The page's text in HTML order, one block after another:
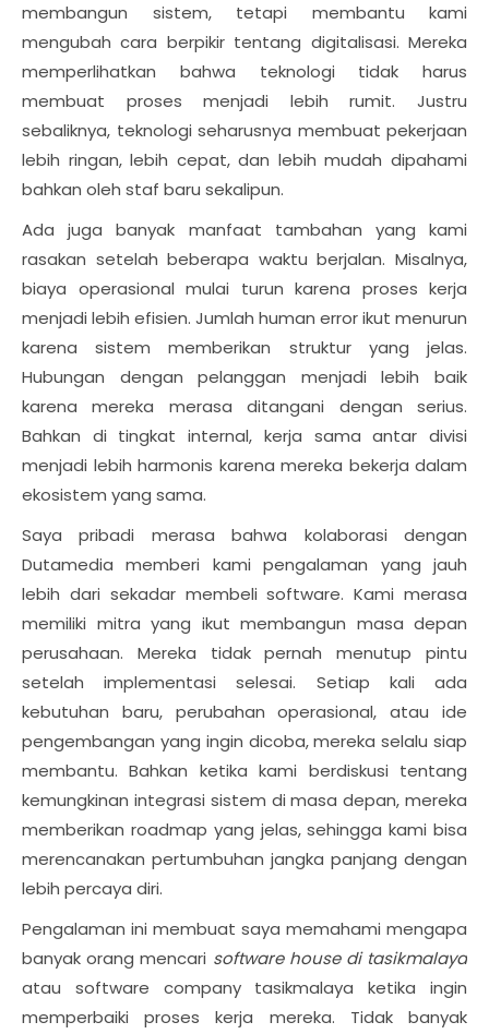
membangun sistem, tetapi membantu kami
mengubah cara berpikir tentang digitalisasi. Mereka
memperlihatkan bahwa teknologi tidak harus
membuat proses menjadi lebih rumit. Justru
sebaliknya, teknologi seharusnya membuat pekerjaan
lebih ringan, lebih cepat, dan lebih mudah dipahami
bahkan oleh staf baru sekalipun.
Ada juga banyak manfaat tambahan yang kami
rasakan setelah beberapa waktu berjalan. Misalnya,
biaya operasional mulai turun karena proses kerja
menjadi lebih efisien. Jumlah human error ikut menurun
karena sistem memberikan struktur yang jelas.
Hubungan dengan pelanggan menjadi lebih baik
karena mereka merasa ditangani dengan serius.
Bahkan di tingkat internal, kerja sama antar divisi
menjadi lebih harmonis karena mereka bekerja dalam
ekosistem yang sama.
Saya pribadi merasa bahwa kolaborasi dengan
Dutamedia memberi kami pengalaman yang jauh
lebih dari sekadar membeli software. Kami merasa
memiliki mitra yang ikut membangun masa depan
perusahaan. Mereka tidak pernah menutup pintu
setelah implementasi selesai. Setiap kali ada
kebutuhan baru, perubahan operasional, atau ide
pengembangan yang ingin dicoba, mereka selalu siap
membantu. Bahkan ketika kami berdiskusi tentang
kemungkinan integrasi sistem di masa depan, mereka
memberikan roadmap yang jelas, sehingga kami bisa
merencanakan pertumbuhan jangka panjang dengan
lebih percaya diri.
Pengalaman ini membuat saya memahami mengapa
banyak orang mencari software house di tasikmalaya
atau software company tasikmalaya ketika ingin
memperbaiki proses kerja mereka. Tidak banyak